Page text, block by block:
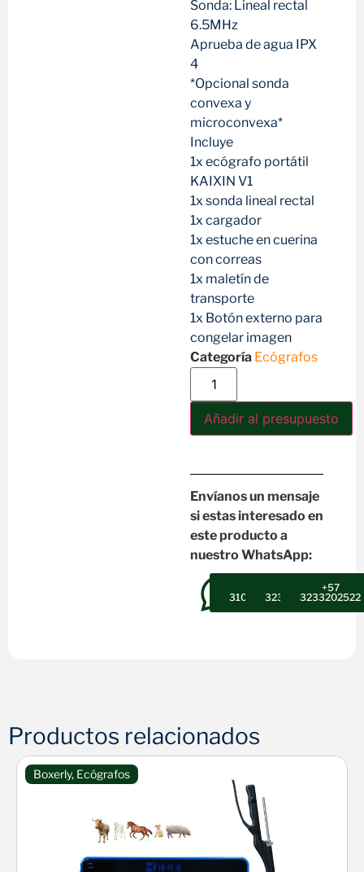
Sonda: Lineal rectal
6.5MHz
Aprueba de agua IPX
4
*Opcional sonda
convexa y
microconvexa*
Incluye
1x ecógrafo portátil
KAIXIN V1
1x sonda lineal rectal
1x cargador
1x estuche en cuerina
con correas
1x maletín de
transporte
1x Botón externo para
congelar imagen
Categoría Ecógrafos
Añadir al presupuesto
Envíanos un mensaje
si estas interesado en
este producto a
nuestro WhatsApp:
31026079473232302496
+57
3233202522
Productos relacionados
Boxerly, Ecógrafos